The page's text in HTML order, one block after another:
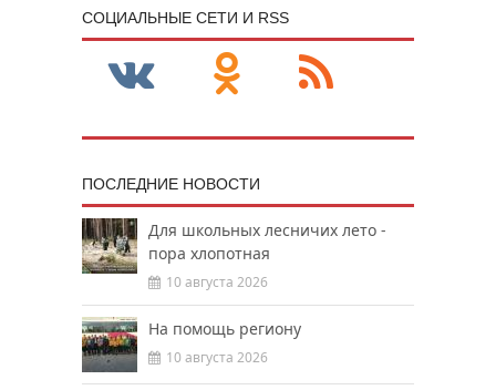
CОЦИАЛЬНЫЕ СЕТИ И RSS
ПОСЛЕДНИЕ НОВОСТИ
Для школьных лесничих лето -
пора хлопотная
10 августа 2026
На помощь региону
10 августа 2026